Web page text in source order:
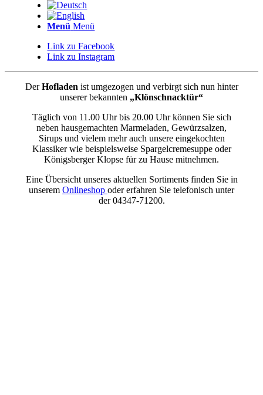
Menü Menü
Link zu Facebook
Link zu Instagram
DerHofladen ist umgezogen und verbirgt sich nun hinter
unserer bekannten „Klönschnacktür“
Täglich von 11.00 Uhr bis 20.00 Uhr können Sie sich
neben hausgemachten Marmeladen, Gewürzsalzen,
Sirups und vielem mehr auch unsere eingekochten
Klassiker wie beispielsweise Spargelcremesuppe oder
Königsberger Klopse für zu Hause mitnehmen.
Eine Übersicht unseres aktuellen Sortiments finden Sie in
unserem Onlineshop oder erfahren Sie telefonisch unter
der 04347-71200.